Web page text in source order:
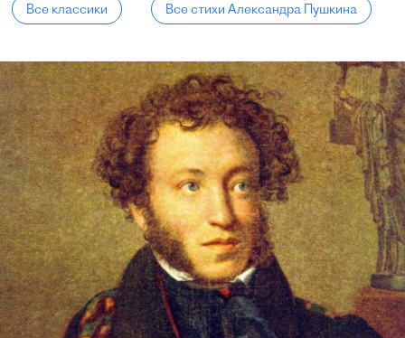
Все классики Все стихи Александра Пушкина